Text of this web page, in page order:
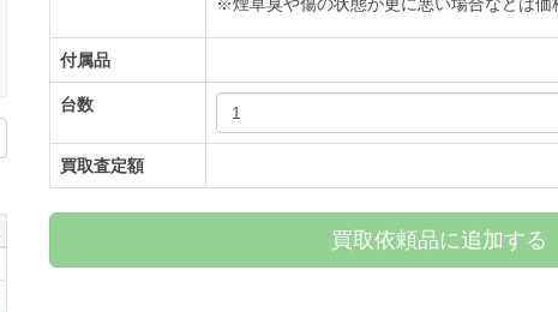
付属品
台数
買取査定額
買取依頼品に追加する